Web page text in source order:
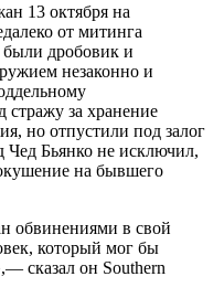
13 октября на
от митинга
были дробовик и
незаконно и
за хранение
но отпустили под залог
Бьянко не исключил,
на бывшего
обвинениями в свой
который мог бы
сказал он Southern